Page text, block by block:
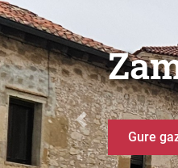
Uraren
Anterior